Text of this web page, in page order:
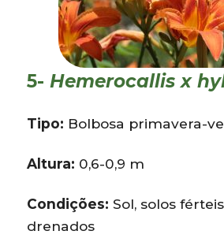
5-Hemerocallis x
Tipo: Bolbosa primavera-
Altura: 0,6-0,9 m
Condições: Sol, solos
drenados